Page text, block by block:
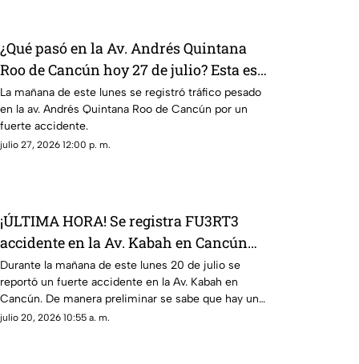
¿Qué pasó en la Av. Andrés Quintana
Roo de Cancún hoy 27 de julio? Esta es
la razón del tráfico hoy
La mañana de este lunes se registró tráfico pesado
en la av. Andrés Quintana Roo de Cancún por un
fuerte accidente.
julio 27, 2026 12:00 p. m.
¡ÚLTIMA HORA! Se registra FU3RT3
accidente en la Av. Kabah en Cancún
HOY 20 de julio; hay lesionados
Durante la mañana de este lunes 20 de julio se
reportó un fuerte accidente en la Av. Kabah en
Cancún. De manera preliminar se sabe que hay una
persona lesionada.
julio 20, 2026 10:55 a. m.